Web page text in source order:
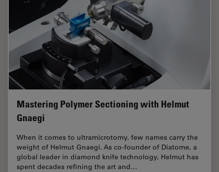
Mastering Polymer Sectioning with Helmut
Gnaegi
When it comes to ultramicrotomy, few names carry the
weight of Helmut Gnaegi. As co-founder of Diatome, a
global leader in diamond knife technology, Helmut has
spent decades refining the art and…